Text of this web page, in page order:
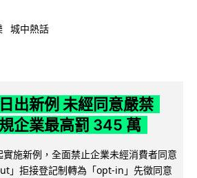
城中熱話
出新例 未經同意嚴禁
企業最高罰 345 萬
施新例，全面禁止企業未經消費者同意
」拒接登記制轉為「opt-in」先徵同意